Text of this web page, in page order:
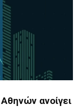
ανοίγει